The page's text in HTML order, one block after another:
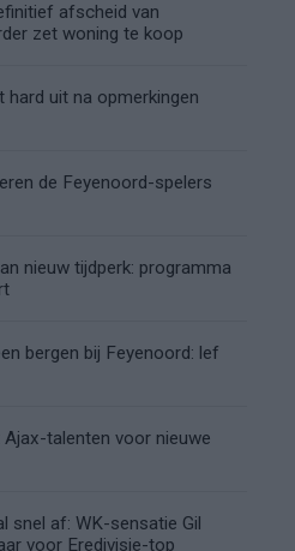
afscheid van
zet woning te koop
hard uit na opmerkingen
de Feyenoord-spelers
nieuw tijdperk: programma
bergen bij Feyenoord: lef
talenten voor nieuwe
snel af: WK-sensatie Gil
voor Eredivisie-top